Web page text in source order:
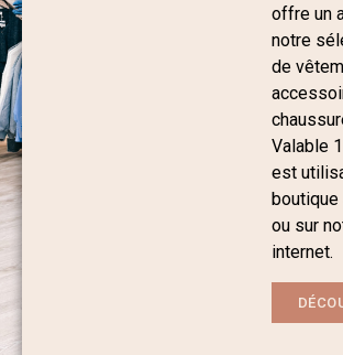
offre un
notre
de
Valable
est
boutique
ou sur
internet.